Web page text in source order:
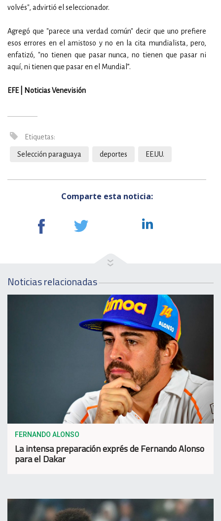
volvés", advirtió el seleccionador.
Agregó que "parece una verdad común" decir que uno prefiere
esos errores en el amistoso y no en la cita mundialista, pero,
enfatizó, "no tienen que pasar nunca, no tienen que pasar ni
aquí, ni tienen que pasar en el Mundial”.
EFE | Noticias Venevisión
Etiquetas:
Selección paraguaya deportes EE.UU.
Comparte esta noticia:
Noticias relacionadas
FERNANDO ALONSO
La intensa preparación exprés de Fernando Alonso
para el Dakar